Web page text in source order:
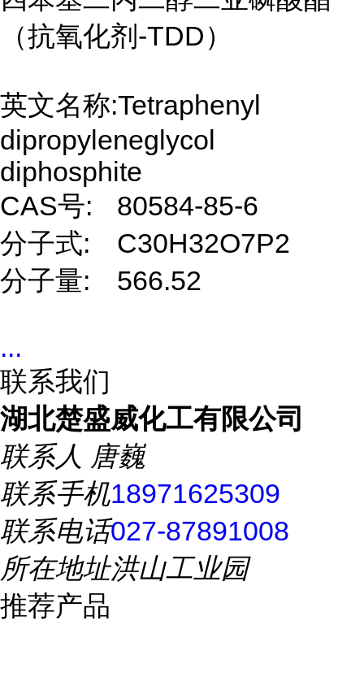
（抗氧化剂-TDD）
英文名称:Tetraphenyl
dipropyleneglycol
diphosphite
CAS号:
80584-85-6
分子式:
C30H32O7P2
分子量:
566.52
...
联系我们
湖北楚盛威化工有限公司
联系人 唐巍
联系手机18971625309
联系电话027-87891008
所在地址洪山工业园
推荐产品